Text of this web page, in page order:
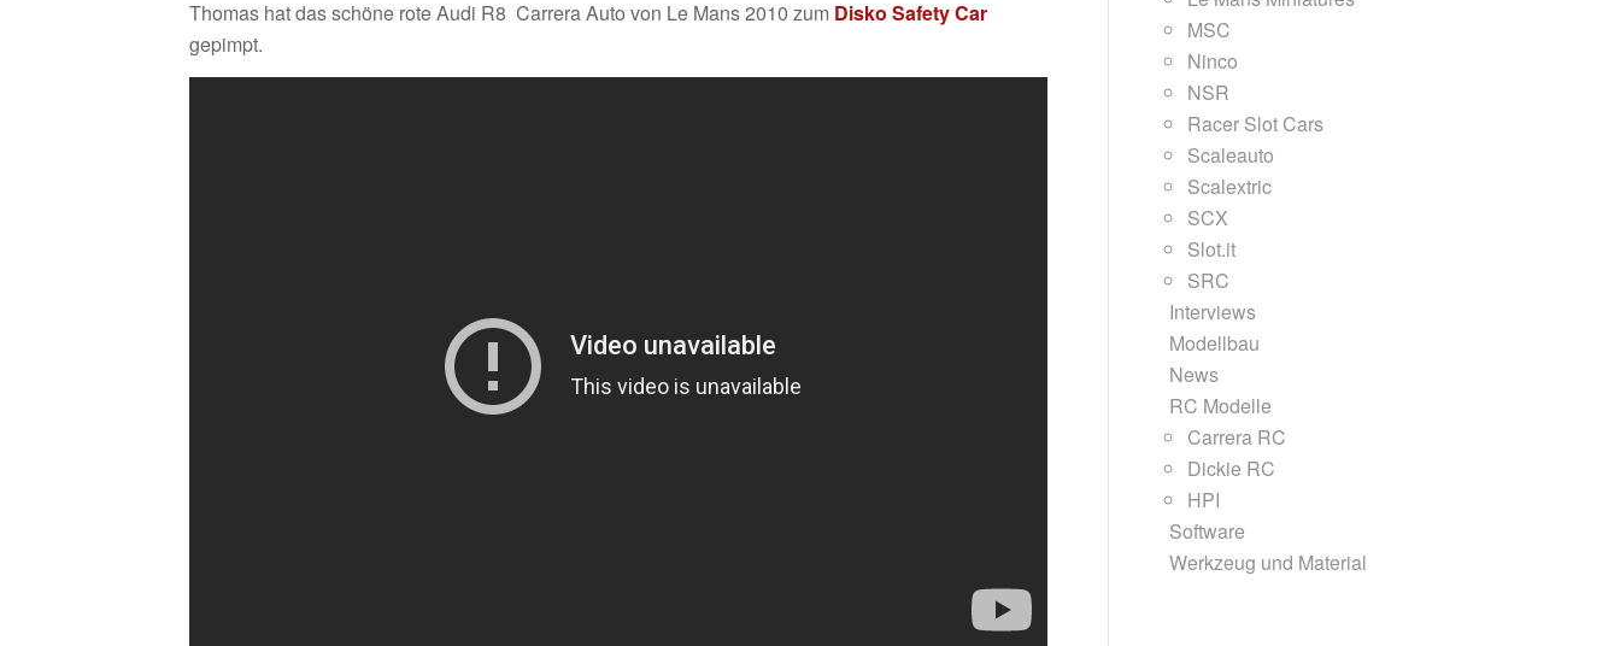
Thomas hat das schöne rote Audi R8 Carrera Auto von Le Mans 2010 zum Disko Safety Car
gepimpt.
MSC
Ninco
NSR
Racer Slot Cars
Scaleauto
Scalextric
SCX
Slot.it
SRC
Interviews
Modellbau
News
RC Modelle
Carrera RC
Dickie RC
HPI
Software
Werkzeug und Material